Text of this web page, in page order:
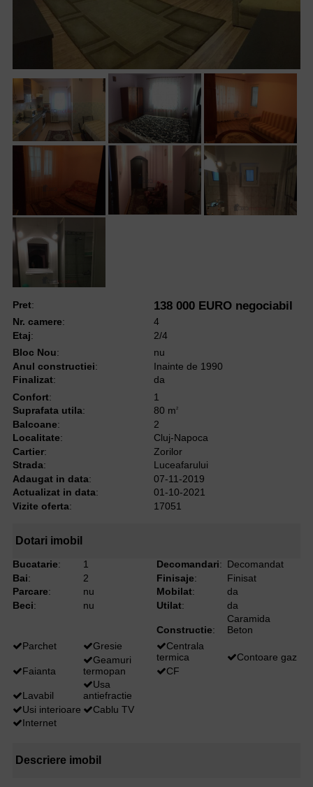
Pret: 138 000 EURO negociabil
Nr. camere:
4
Etaj:
2/4
Bloc Nou:
nu
Anul constructiei:
Inainte de 1990
Finalizat:
da
Confort:
1
Suprafata utila: 80 m2
Balcoane:
2
Localitate:
Cluj-Napoca
Cartier:
Zorilor
Strada:
Luceafarului
Adaugat in data:
07-11-2019
Actualizat in data:
01-10-2021
Vizite oferta: 17051
Dotari imobil
Bucatarie:
1
Bai:
2
Parcare:
nu
Beci: nu
Decomandari: Decomandat
Finisaje:
Finisat
Mobilat:
da
Utilat: da
Constructie:
Caramida
Beton
Parchet
Gresie
Faianta
Geamuri
termopan
Lavabil
Usa
antiefractie
Usi interioare
Cablu TV
Internet
Centrala
termica
Contoare gaz
CF
Descriere imobil